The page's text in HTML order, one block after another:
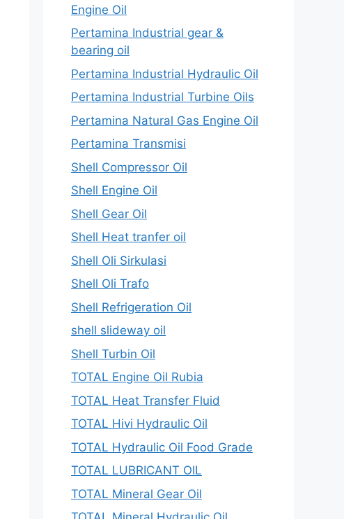
Engine Oil
Pertamina Industrial gear &
bearing oil
Pertamina Industrial Hydraulic Oil
Pertamina Industrial Turbine Oils
Pertamina Natural Gas Engine Oil
Pertamina Transmisi
Shell Compressor Oil
Shell Engine Oil
Shell Gear Oil
Shell Heat tranfer oil
Shell Oli Sirkulasi
Shell Oli Trafo
Shell Refrigeration Oil
shell slideway oil
Shell Turbin Oil
TOTAL Engine Oil Rubia
TOTAL Heat Transfer Fluid
TOTAL Hivi Hydraulic Oil
TOTAL Hydraulic Oil Food Grade
TOTAL LUBRICANT OIL
TOTAL Mineral Gear Oil